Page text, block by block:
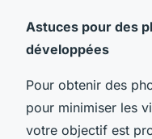
Astuces pour des
développées
Pour obtenir des
pour minimiser les
votre objectif est